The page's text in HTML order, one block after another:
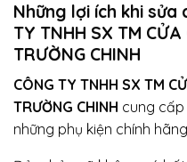
Những lợi ích khi sửa
TY TNHH SX TM
TRƯỜNG CHINH
CÔNG TY TNHH SX TM
TRƯỜNG CHINH cung
những phụ kiện chính